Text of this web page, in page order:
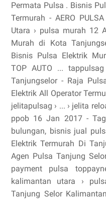
Permata Pulsa . Bisnis
Termurah - AERO
Utara › pulsa murah 12
Murah di Kota
Bisnis Pulsa Elektrik
TOP AUTO ...
Tanjungselor - Raja
Elektrik All Operator
jelitapulsag › ... › jelita
ppob 16 Jan 2017 -
bulungan, bisnis jual
Elektrik Termurah Di
Agen Pulsa Tanjung
payment pulsa
kalimantan utara ›
Tanjung Selor